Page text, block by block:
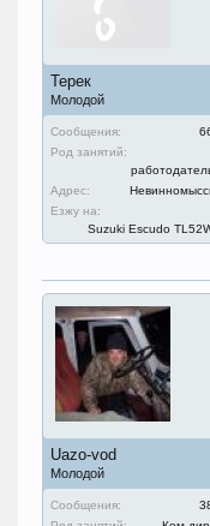
Терек
Молодой
Сообщения:
Род занятий:
Адрес:
Езжу на:
Suzuki Escudo
Uazo-vod
Молодой
Сообщения: